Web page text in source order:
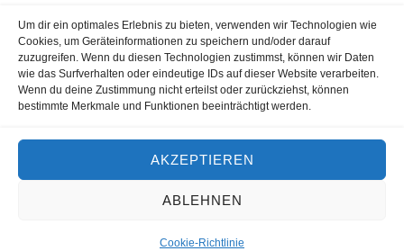
Um dir ein optimales Erlebnis zu bieten, verwenden wir Technologien wie
Cookies, um Geräteinformationen zu speichern und/oder darauf
zuzugreifen. Wenn du diesen Technologien zustimmst, können wir Daten
wie das Surfverhalten oder eindeutige IDs auf dieser Website verarbeiten.
Wenn du deine Zustimmung nicht erteilst oder zurückziehst, können
bestimmte Merkmale und Funktionen beeinträchtigt werden.
AKZEPTIEREN
ABLEHNEN
Cookie-Richtlinie
Uncategorized
Video
Von Küste zu Küste 2018
Vorbereitung
life-on-bike.de•Chicago von